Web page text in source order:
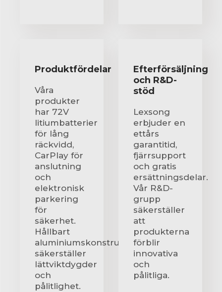
Produktfördelar
Våra
produkter
har 72V
litiumbatterier
för lång
räckvidd,
CarPlay för
anslutning
och
elektronisk
parkering
för
säkerhet.
Hållbart
aluminiumskonstruktion
säkerställer
lättviktdygder
och
pålitlighet.
Efterförsäljning
och R&D-
stöd
Lexsong
erbjuder en
ettårs
garantitid,
fjärrsupport
och gratis
ersättningsdelar.
Vår R&D-
grupp
säkerställer
att
produkterna
förblir
innovativa
och
pålitliga.